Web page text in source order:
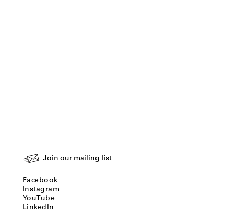
Join our mailing list
Facebook
Instagram
YouTube
LinkedIn